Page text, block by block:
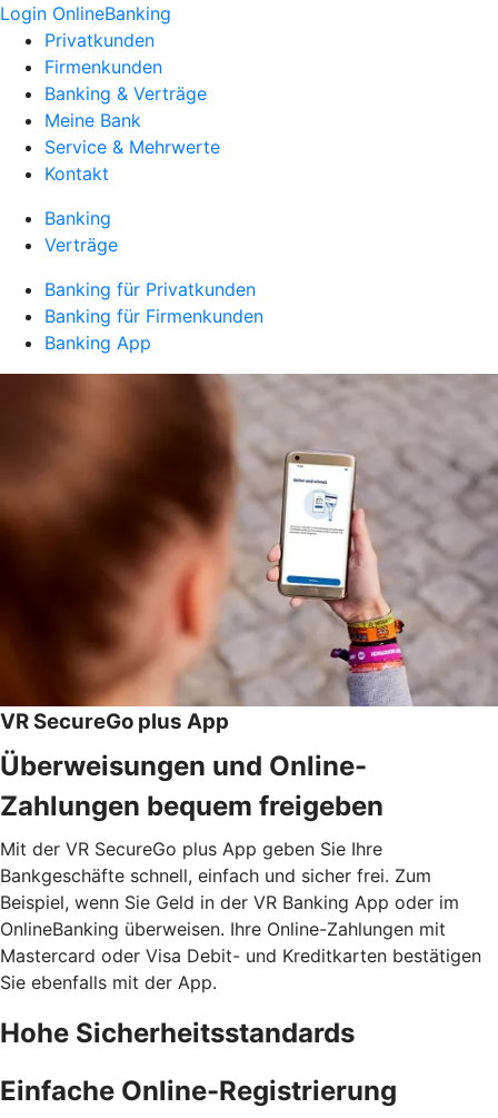
Login OnlineBanking
Privatkunden
Firmenkunden
Banking & Verträge
Meine Bank
Service & Mehrwerte
Kontakt
Banking
Verträge
Banking für Privatkunden
Banking für Firmenkunden
Banking App
VR SecureGo plus App
Überweisungen und Online-
Zahlungen bequem freigeben
Mit der VR SecureGo plus App geben Sie Ihre
Bankgeschäfte schnell, einfach und sicher frei. Zum
Beispiel, wenn Sie Geld in der VR Banking App oder im
OnlineBanking überweisen. Ihre Online-Zahlungen mit
Mastercard oder Visa Debit- und Kreditkarten bestätigen
Sie ebenfalls mit der App.
Hohe Sicherheitsstandards
Einfache Online-Registrierung